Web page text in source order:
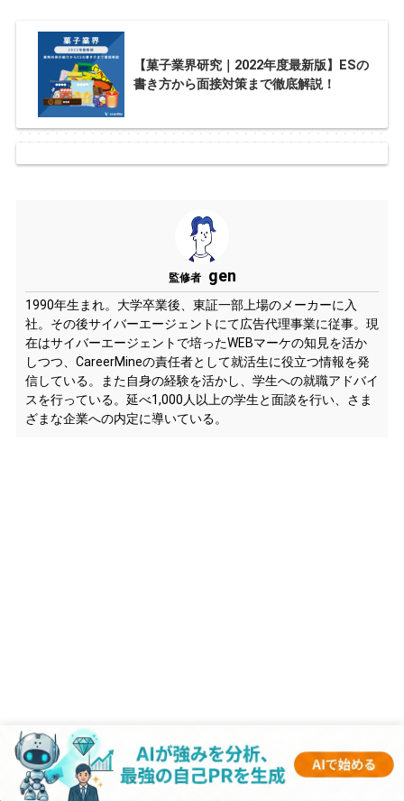
【菓子業界研究｜2022年度最新版】ESの
書き方から面接対策まで徹底解説！
監修者 gen
1990年生まれ。大学卒業後、東証一部上場のメーカーに入
社。その後サイバーエージェントにて広告代理事業に従事。現
在はサイバーエージェントで培ったWEBマーケの知見を活か
しつつ、CareerMineの責任者として就活生に役立つ情報を発
信している。また自身の経験を活かし、学生への就職アドバイ
スを行っている。延べ1,000人以上の学生と面談を行い、さま
ざまな企業への内定に導いている。